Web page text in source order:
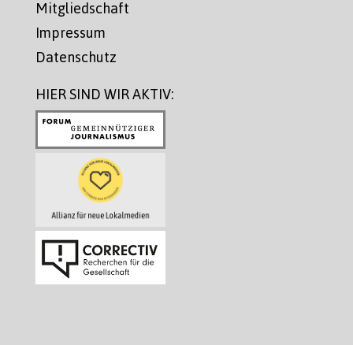
Mitgliedschaft
Impressum
Datenschutz
HIER SIND WIR AKTIV: